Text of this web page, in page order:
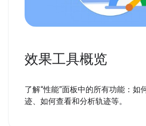
效果工具概览
了解“性能”面板中的所有功能：如
迹、如何查看和分析轨迹等。